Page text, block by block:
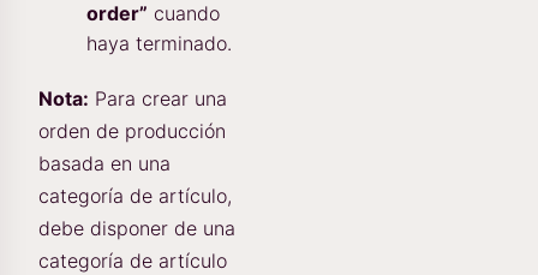
order” cuando
haya terminado.
Nota: Para crear una
orden de producción
basada en una
categoría de artículo,
debe disponer de una
categoría de artículo